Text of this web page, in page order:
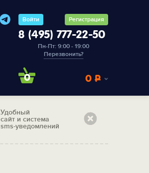
Войти Регистрация
8 (495) 777-22-50
Пн-Пт: 9:00 - 19:00
Перезвонить?
0 0 Р
Удобный
сайт и система
sms-уведомлений